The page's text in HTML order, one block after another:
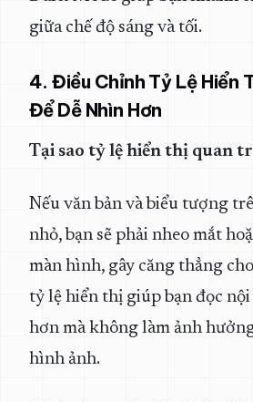
giữa chế độ sáng và tối.
4. Điều Chỉnh Tỷ Lệ Hiển
Để Dễ Nhìn Hơn
Tại sao tỷ lệ hiển thị quan
Nếu văn bản và biểu tượng
nhỏ, bạn sẽ phải nheo mắt
màn hình, gây căng thẳng
tỷ lệ hiển thị giúp bạn đọc
hơn mà không làm ảnh
hình ảnh.